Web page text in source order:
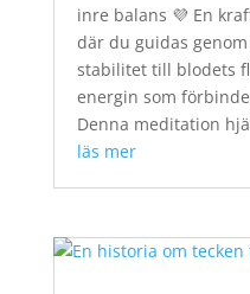
inre balans 💜 En
där du guidas
stabilitet till blodets
energin som
Denna meditation
läs mer